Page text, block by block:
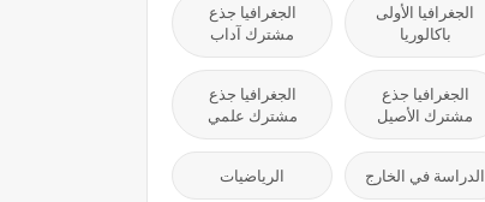
الجغرافيا الأولى
باكالوريا
الجغرافيا جذع
مشترك آداب
الجغرافيا جذع
مشترك الأصيل
الجغرافيا جذع
مشترك علمي
الدراسة في الخارج الرياضيات